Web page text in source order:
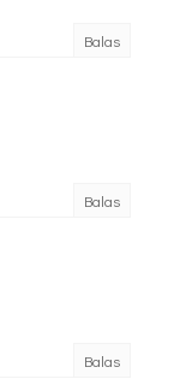
Balas
Balas
Balas